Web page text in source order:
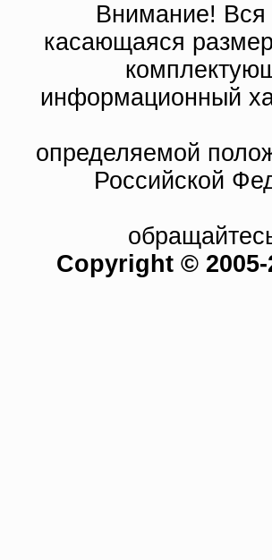
Внимание! Вся
касающаяся
информационный
определяемой
Российской
Copyright © 2005-